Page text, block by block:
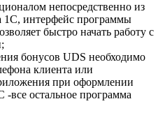
непосредственно из
1С, интерфейс программы
быстро начать работу с
бонусов UDS необходимо
клиента или
при оформлении
все остальное программа